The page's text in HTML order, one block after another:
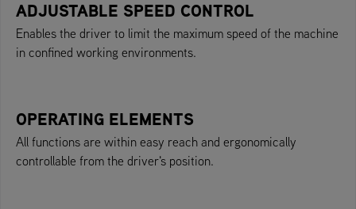
ADJUSTABLE SPEED CONTROL
Enables the driver to limit the maximum speed of the machine
in confined working environments.
OPERATING ELEMENTS
All functions are within easy reach and ergonomically
controllable from the driver's position.